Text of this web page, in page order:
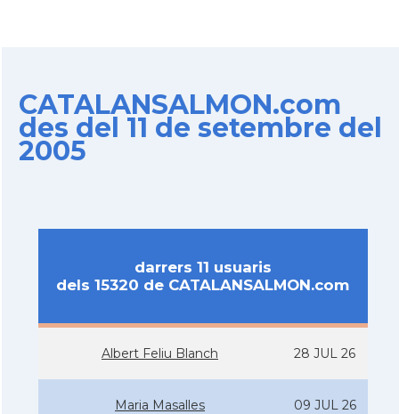
CATALANSALMON.com
des del 11 de setembre del
2005
darrers 11 usuaris
dels 15320 de CATALANSALMON.com
Albert Feliu Blanch 28 JUL 26
Maria Masalles 09 JUL 26